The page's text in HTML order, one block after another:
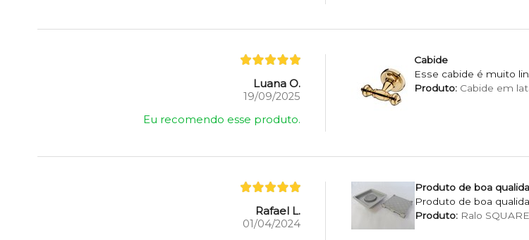
Luana O.
19/09/2025
Eu recomendo esse produto.
Cabide
Esse cabide é muito
Produto:Cabide em
Rafael L.
01/04/2024
Produto de boa
Produto de boa
Produto:Ralo